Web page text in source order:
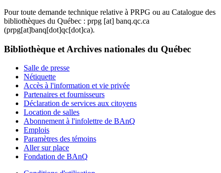
Pour toute demande technique relative à PRPG ou au Catalogue des
bibliothèques du Québec : prpg [at] banq.qc.ca
(prpg[at]banq[dot]qc[dot]ca).
Bibliothèque et Archives nationales du Québec
Salle de presse
Nétiquette
Accès à l'information et vie privée
Partenaires et fournisseurs
Déclaration de services aux citoyens
Location de salles
Abonnement à l'infolettre de BAnQ
Emplois
Paramètres des témoins
Aller sur place
Fondation de BAnQ